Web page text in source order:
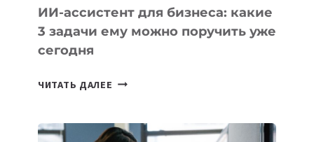
ИИ-ассистент для бизнеса: какие
3 задачи ему можно поручить уже
сегодня
ЧИТАТЬ ДАЛЕЕ ИИ-
БИЗНЕСА: